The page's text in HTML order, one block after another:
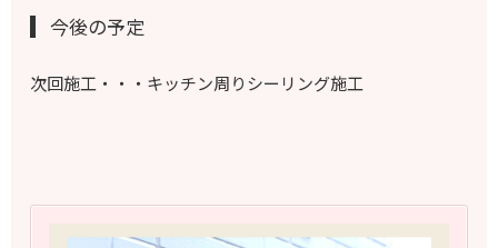
今後の予定
次回施工・・・キッチン周りシーリング施工